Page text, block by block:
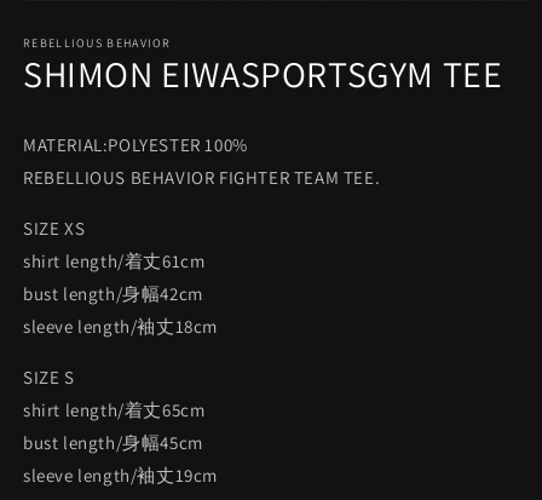
ル
デ
ア
を
く
REBELLIOUS BEHAVIOR
SHIMON EIWASPORTSGYM TEE
MATERIAL:POLYESTER 100%
REBELLIOUS BEHAVIOR FIGHTER TEAM TEE.
SIZE XS
shirt length/着丈61cm
bust length/身幅42cm
sleeve length/袖丈18cm
SIZE S
shirt length/着丈65cm
bust length/身幅45cm
sleeve length/袖丈19cm